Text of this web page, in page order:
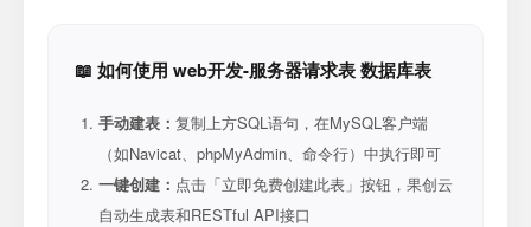
📖 如何使用 web开发-服务器请求表 数据库表
手动建表： 复制上方SQL语句，在MySQL客户端
（如Navicat、phpMyAdmin、命令行）中执行即可
一键创建： 点击「立即免费创建此表」按钮，果创云
自动生成表和RESTful API接口